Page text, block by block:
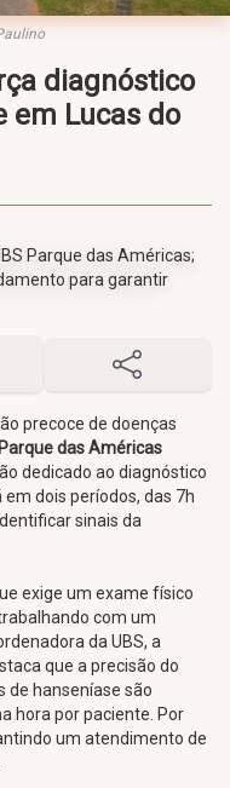
diagnóstico
em Lucas do
Parque das Américas;
para garantir
precoce de doenças
das Américas
dedicado ao diagnóstico
em dois períodos, das 7h
sinais da
exige um exame físico
com um
da UBS, a
que a precisão do
de hanseníase são
hora por paciente. Por
um atendimento de